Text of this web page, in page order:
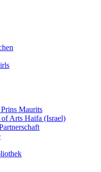
Maurits
Arts Haifa (Israel)